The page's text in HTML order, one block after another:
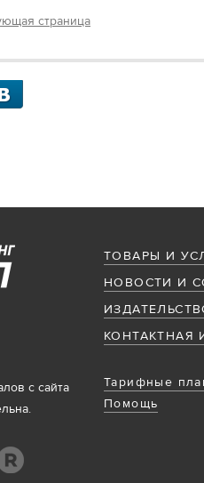
страница
ТОВАРЫ И
НОВОСТИ И
КОНТАКТНАЯ
Тарифные
Помощь
с сайта